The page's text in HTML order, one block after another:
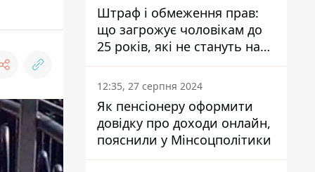
Штраф і обмеження прав:
що загрожує чоловікам до
25 років, які не стануть на
військовий облік
12:35, 27 серпня 2024
Як пенсіонеру оформити
довідку про доходи онлайн,
пояснили у Мінсоцполітики